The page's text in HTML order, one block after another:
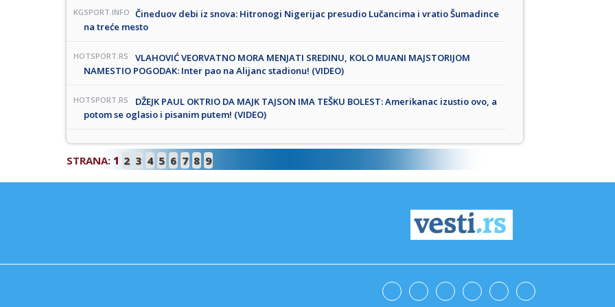
KGSPORT.INFO Čineduov debi iz snova: Hitronogi Nigerijac presudio Lučancima i vratio Šumadince
na treće mesto
HOTSPORT.RS
VLAHOVIĆ VEORVATNO MORA MENJATI SREDINU, KOLO MUANI MAJSTORIJOM
NAMESTIO POGODAK: Inter pao na Alijanc stadionu! (VIDEO)
HOTSPORT.RS
DŽEJK PAUL OKTRIO DA MAJK TAJSON IMA TEŠKU BOLEST: Amerikanac izustio ovo, a
potom se oglasio i pisanim putem! (VIDEO)
STRANA: 1 2 3 4 5 6 7 8 9